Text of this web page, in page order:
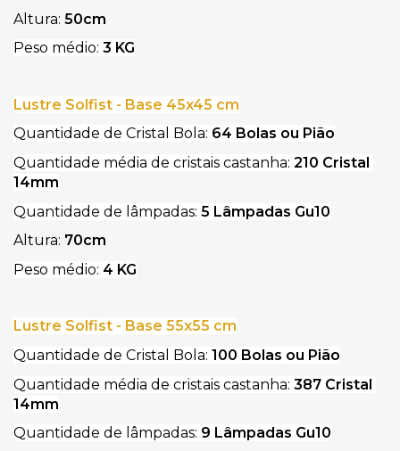
Altura: 50cm
Peso médio: 3 KG
Lustre Solfist - Base 45x45 cm
Quantidade de Cristal Bola: 64 Bolas ou Pião
Quantidade média de cristais castanha: 210 Cristal
14mm
Quantidade de lâmpadas: 5 Lâmpadas Gu10
Altura: 70cm
Peso médio: 4 KG
Lustre Solfist - Base 55x55 cm
Quantidade de Cristal Bola: 100 Bolas ou Pião
Quantidade média de cristais castanha: 387 Cristal
14mm
Quantidade de lâmpadas: 9 Lâmpadas Gu10